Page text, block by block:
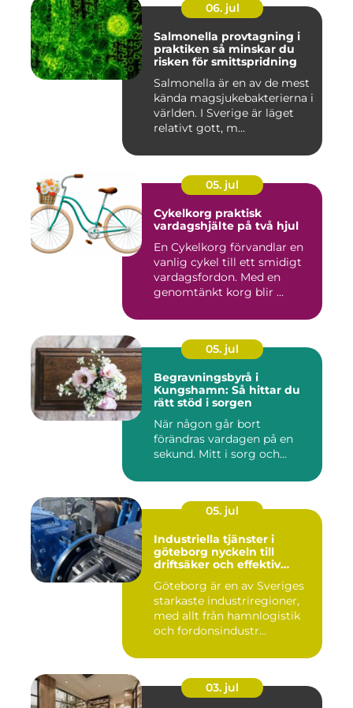
06. jul
Salmonella provtagning i
praktiken så minskar du
risken för smittspridning
Salmonella är en av de mest
kända magsjukebakterierna i
världen. I Sverige är läget
relativt gott, m...
05. jul
Cykelkorg praktisk
vardagshjälte på två hjul
En Cykelkorg förvandlar en
vanlig cykel till ett smidigt
vardagsfordon. Med en
genomtänkt korg blir ...
05. jul
Begravningsbyrå i
Kungshamn: Så hittar du
rätt stöd i sorgen
När någon går bort
förändras vardagen på en
sekund. Mitt i sorg och...
05. jul
Industriella tjänster i
göteborg nyckeln till
driftsäker och effektiv
Göteborg är en av Sveriges
starkaste industriregioner,
med allt från hamnlogistik
och fordonsindustr...
03. jul